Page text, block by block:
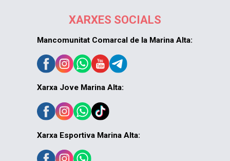
XARXES SOCIALS
Mancomunitat Comarcal de la Marina Alta:
Xarxa Jove Marina Alta:
Xarxa Esportiva Marina Alta: